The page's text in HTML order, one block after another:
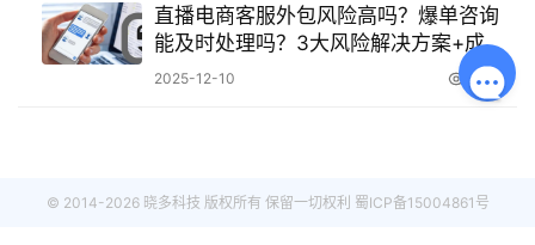
直播电商客服外包风险高吗？爆单咨询
能及时处理吗？3大风险解决方案+成功
案例实操技巧
2025-12-10 363
© 2014-2026 晓多科技 版权所有 保留一切权利 蜀ICP备15004861号